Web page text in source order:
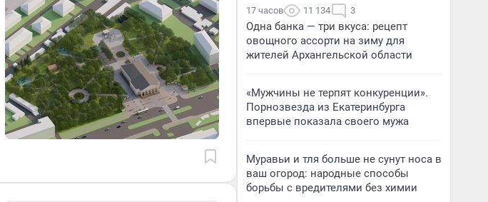
17 часов 11 134 3
Одна банка — три вкуса: рецепт
овощного ассорти на зиму для
жителей Архангельской области
«Мужчины не терпят конкуренции».
Порнозвезда из Екатеринбурга
впервые показала своего мужа
Муравьи и тля больше не сунут носа в
ваш огород: народные способы
борьбы с вредителями без химии